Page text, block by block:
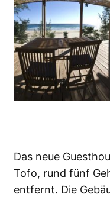
Das neue
Tofo, rund fünf
entfernt. Die